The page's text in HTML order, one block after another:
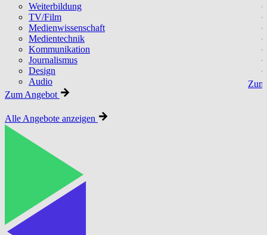
Weiterbildung
TV/Film
Medienwissenschaft
Medientechnik
Kommunikation
Journalismus
Design
Audio
Zum Angebot
Alle Angebote anzeigen